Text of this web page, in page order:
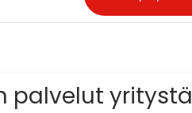
palvelut yritystä